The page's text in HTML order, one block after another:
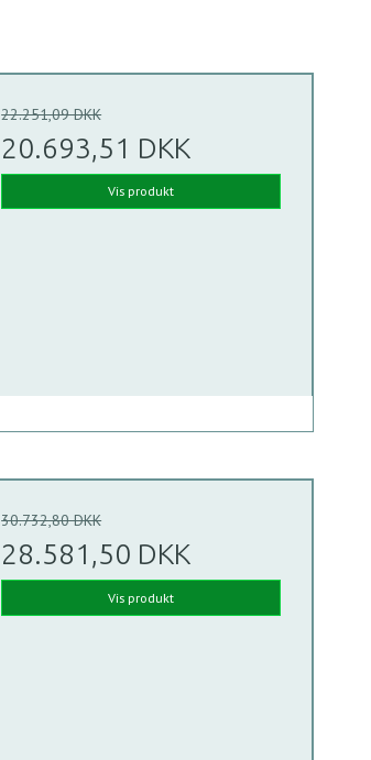
22.251,09 DKK
20.693,51 DKK
Vis produkt
30.732,80 DKK
28.581,50 DKK
Vis produkt